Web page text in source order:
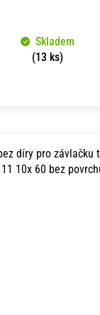
Skladem
(13 ks)
díry pro závlačku
2111 10x 60 bez